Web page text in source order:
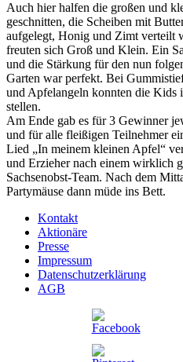
Auch hier halfen die großen und
geschnitten, die Scheiben mit
aufgelegt, Honig und Zimt verteilt
freuten sich Groß und Klein. Ein
und die Stärkung für den nun
Garten war perfekt. Bei
und Apfelangeln konnten die Kids
stellen.
Am Ende gab es für 3 Gewinner
und für alle fleißigen Teilnehmer
Lied „In meinem kleinen Apfel“
und Erzieher nach einem wirklich
Sachsenobst-Team. Nach dem
Partymäuse dann müde ins Bett.
Kontakt
Aktionäre
Presse
Impressum
Datenschutzerklärung
AGB